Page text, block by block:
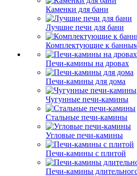
Каменки для бани
Лучшие печи для бани
Комплектующие к
Печи-камины на дровах
Печи-камины для дома
Чугунные печи-камины
Стальные печи-камины
Угловые печи-камины
Печи-камины с плитой
Печи-камины